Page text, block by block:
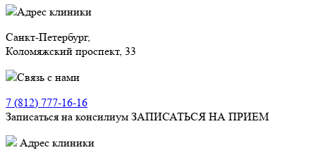
Адрес клиники
Санкт-Петербург,
Коломяжский проспект, 33
Связь с нами
7 (812) 777-16-16
Записаться на консилиум ЗАПИСАТЬСЯ НА ПРИЕМ
Адрес клиники